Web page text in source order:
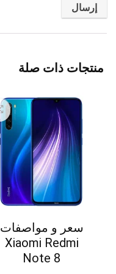
منتجات ذات صلة
سعر و مواصفات
Xiaomi Redmi
Note 8